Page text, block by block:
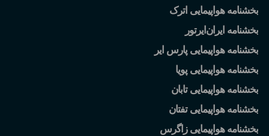
بخشنامه هواپیمایی اترک
بخشنامه ایران ایرتور
بخشنامه هواپیمایی پارس ایر
بخشنامه هواپیمایی پویا
بخشنامه هواپیمایی تابان
بخشنامه هواپیمایی تفتان
بخشنامه هواپیمایی زاگرس